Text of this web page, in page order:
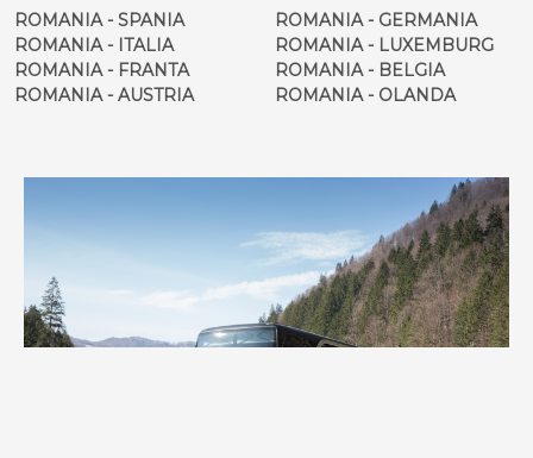
ROMANIA - SPANIA
ROMANIA - ITALIA
ROMANIA - FRANTA
ROMANIA - AUSTRIA
ROMANIA - GERMANIA
ROMANIA - LUXEMBURG
ROMANIA - BELGIA
ROMANIA - OLANDA